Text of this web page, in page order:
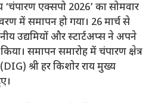
एक्सपो 2026’ का सोमवार
में समापन हो गया। 26 मार्च से
उद्यमियों और स्टार्टअप्स ने अपने
किया। समापन समारोह में चंपारण क्षेत्र
श्री हर किशोर राय मुख्य